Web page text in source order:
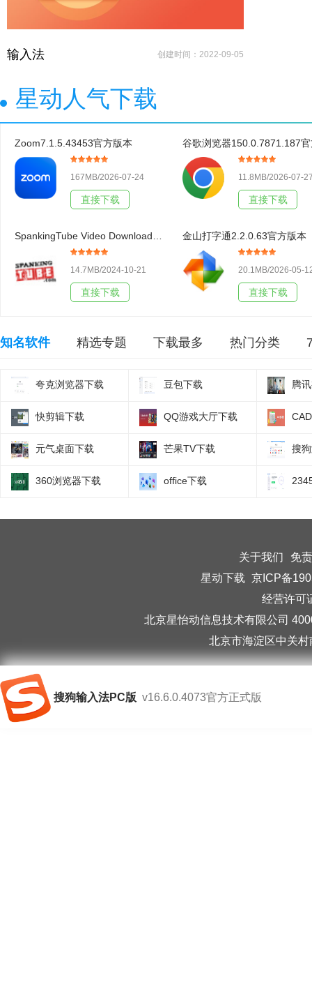
输入法 创建时间：2022-09-05
星动人气下载
Zoom7.1.5.43453官方版本
167MB/2026-07-24
直接下载
11.8MB/2026-07-
直接下载
SpankingTube Video Downloader3.19官方版本
14.7MB/2024-10-21
直接下载
金山打字通2.2.0.63官方版本
20.1MB/2026-05-
直接下载
知名软件 精选专题 下载最多 热门分类
夸克浏览器下载 豆包下载 腾
快剪辑下载 QQ游戏大厅下载
元气桌面下载 芒果TV下载 搜
360浏览器下载 office下载
关于我们
免
星动下载 京ICP备
经营许可
北京星怡动信息技术有限公司
北京市海淀区中关
搜狗输入法PC版 v16.6.0.4073官方正式版